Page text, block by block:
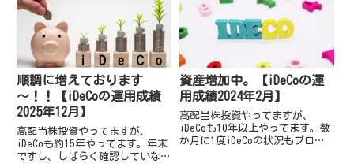
順調に増えております
～！！【iDeCoの運用成績
2025年12月】
高配当株投資やってますが、
iDeCoも約15年やってます。年末
ですし、しばらく確認していなか
資産増加中。【iDeCoの運
用成績2024年2月】
高配当株投資やってますが、
iDeCoも10年以上やってます。数
か月に1度iDeCoの状況もブログ